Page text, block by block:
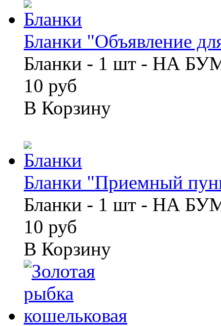
Бланки "Объявление
Бланки - 1 шт - НА
10 руб
В Корзину
Бланки "Приемный
Бланки - 1 шт - НА
10 руб
В Корзину